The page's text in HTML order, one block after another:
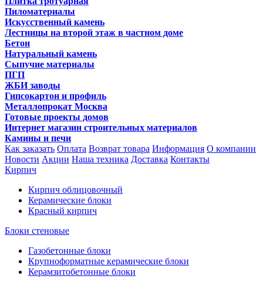
Пиломатериалы
Искусственный камень
Лестницы на второй этаж в частном доме
Бетон
Натуральный камень
Сыпучие материалы
ПГП
ЖБИ заводы
Гипсокартон и профиль
Металлопрокат Москва
Готовые проекты домов
Интернет магазин строительных материалов
Камины и печи
Как заказать Оплата Возврат товара Информация О компании
Новости Акции Наша техника Доставка Контакты
Кирпич
Кирпич облицовочный
Керамические блоки
Красный кирпич
Блоки стеновые
Газобетонные блоки
Крупноформатные керамические блоки
Керамзитобетонные блоки